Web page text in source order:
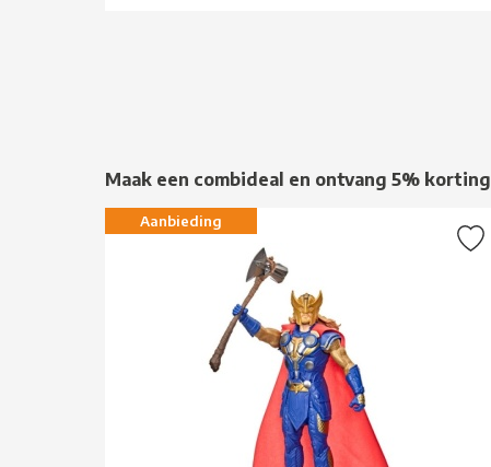
Maak een combideal en ontvang 5% korting
Aanbieding